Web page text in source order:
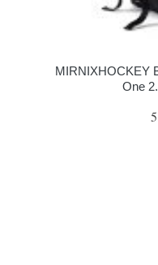
MIRNIXHOCKEY
One